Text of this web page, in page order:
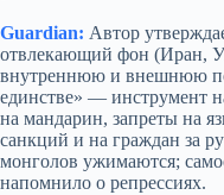
Guardian: Автор
отвлекающий фон (Иран,
внутреннюю и внешнюю
единстве» — инструмент
на мандарин, запреты на
санкций и на граждан за
монголов ужимаются;
напомнило о репрессиях.